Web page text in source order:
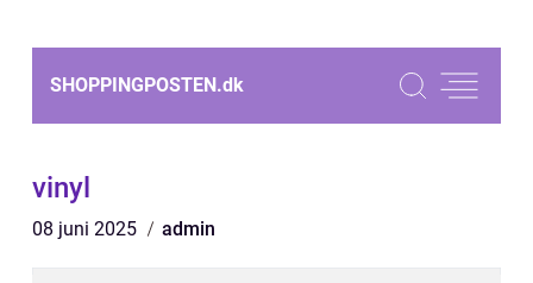
SHOPPINGPOSTEN.dk
vinyl
08 juni 2025 admin